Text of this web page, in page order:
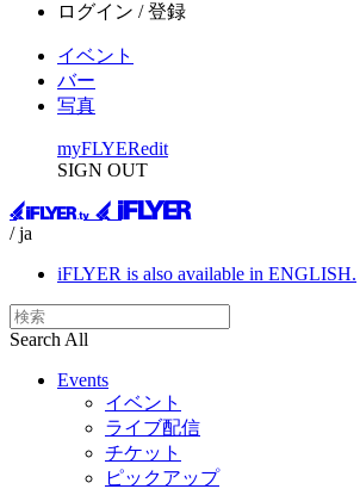
ログイン / 登録
イベント
バー
写真
myFLYERedit
SIGN OUT
/ ja
iFLYER is also available in ENGLISH.
Search All
Events
イベント
ライブ配信
チケット
ピックアップ